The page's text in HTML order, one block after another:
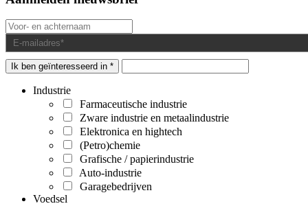
Ik ben geïnteresseerd in *
Industrie
Farmaceutische industrie
Zware industrie en metaalindustrie
Elektronica en hightech
(Petro)chemie
Grafische / papierindustrie
Auto-industrie
Garagebedrijven
Voedsel